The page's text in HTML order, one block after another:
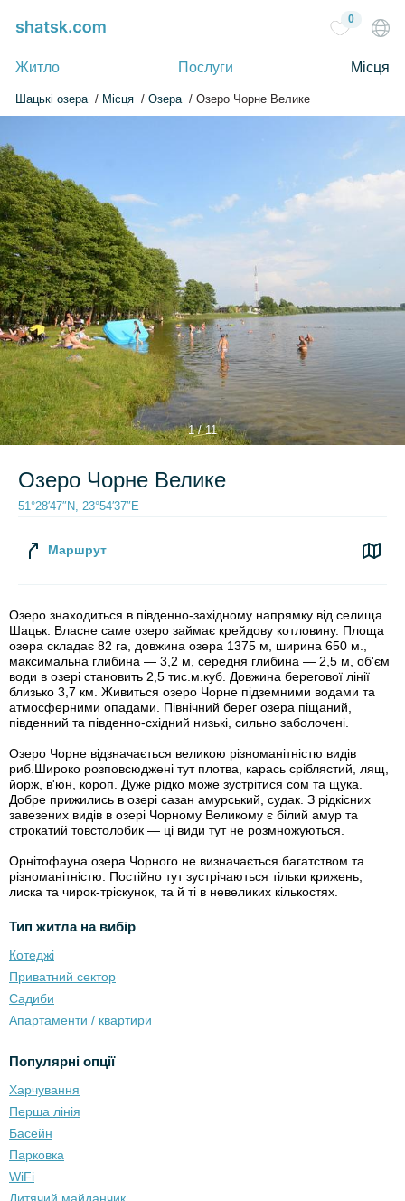
Житло Послуги Місця
0
Шацькі озера Місця Озера Озеро Чорне Велике
Озеро Чорне Велике
51°28′47″N, 23°54′37″E
Маршрут
1 / 11
Озеро знаходиться в південно-західному напрямку від селища
Шацьк. Власне саме озеро займає крейдову котловину. Площа
озера складає 82 га, довжина озера 1375 м, ширина 650 м.,
максимальна глибина — 3,2 м, середня глибина — 2,5 м, об'єм
води в озері становить 2,5 тис.м.куб. Довжина берегової лінії
близько 3,7 км. Живиться озеро Чорне підземними водами та
атмосферними опадами. Північний берег озера піщаний,
південний та південно-східний низькі, сильно заболочені.
Озеро Чорне відзначається великою різноманітністю видів
риб.Широко розповсюджені тут плотва, карась сріблястий, лящ,
йорж, в'юн, короп. Дуже рідко може зустрітися сом та щука.
Добре прижились в озері сазан амурський, судак. З рідкісних
завезених видів в озері Чорному Великому є білий амур та
строкатий товстолобик — ці види тут не розмножуються.
Орнітофауна озера Чорного не визначається багатством та
різноманітністю. Постійно тут зустрічаються тільки крижень,
лиска та чирок-тріскунок, та й ті в невеликих кількостях.
Тип житла на вибір
Котеджі
Приватний сектор
Садиби
Апартаменти / квартири
Популярні опції
Харчування
Перша лінія
Басейн
Парковка
WiFi